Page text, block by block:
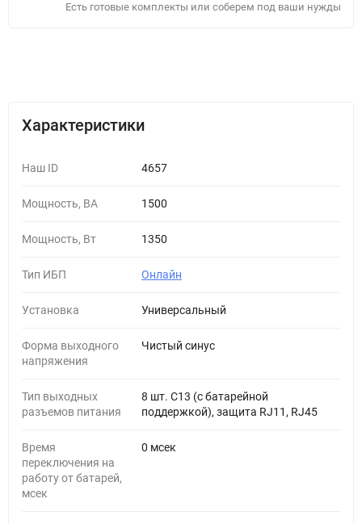
Есть готовые комплекты или соберем под ваши нужды
Характеристики
Наш ID 4657
Мощность, ВА 1500
Мощность, Вт 1350
Тип ИБП Онлайн
Установка Универсальный
Форма выходного
напряжения
Чистый синус
Тип выходных
разъемов питания
8 шт. C13 (с батарейной
поддержкой), защита RJ11, RJ45
Время
переключения на
работу от батарей,
мсек
0 мсек